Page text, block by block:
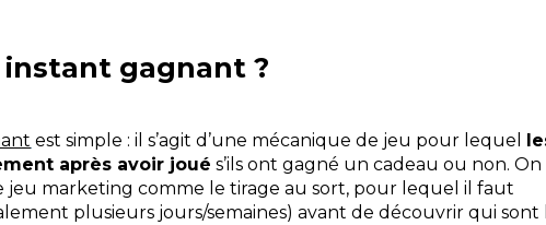
instant gagnant ?
est simple : il s’agit d’une mécanique de jeu pour lequel
après avoir joué s’ils ont gagné un cadeau ou non. On
jeu marketing comme le tirage au sort, pour lequel il faut
plusieurs jours/semaines) avant de découvrir qui sont